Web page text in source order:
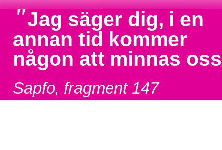
"Jag säger dig, i en
annan tid kommer
någon att minnas
Sapfo, fragment 147